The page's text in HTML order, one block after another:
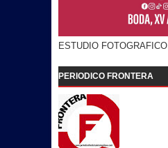
ESTUDIO FOTOGRAFICO
PERIODICO FRONTERA